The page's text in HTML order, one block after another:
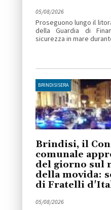
05/08/2026
Proseguono lungo il
della Guardia di
sicurezza in mare
BRINDISISERA
Brindisi, il
comunale
del giorno sul
della movida:
di Fratelli
05/08/2026